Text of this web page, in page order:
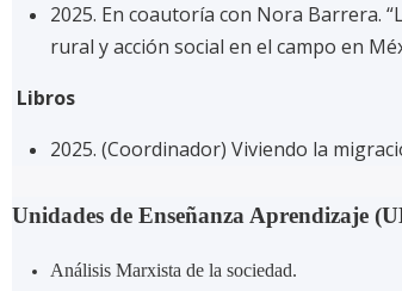
2025. En coautoría con Nora Barrera.
rural y acción social en el campo en
Libros
2025. (Coordinador) Viviendo la
Unidades de Enseñanza Aprendizaje
Análisis Marxista de la sociedad.